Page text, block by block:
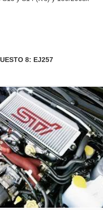
8: EJ257